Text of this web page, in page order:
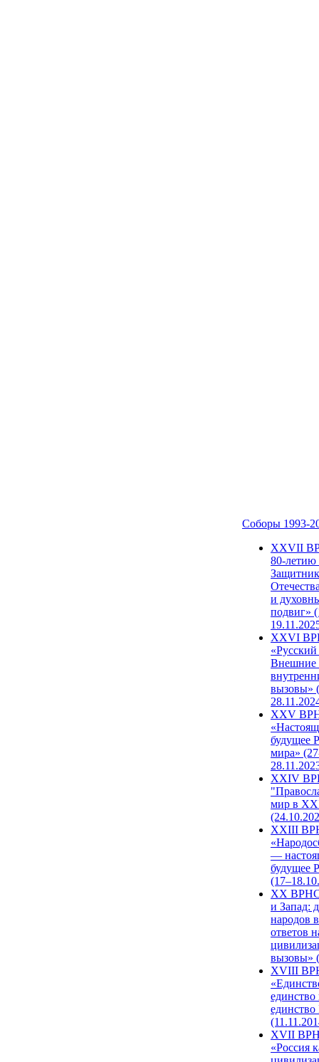
Соборы 1993-
ХХVII
80-
и
подвиг»
XXVI
Внешние
вызовы»
XXV
будущее
мира»
XXIV
мир в
XXIII
—
будущее
XX ВРНС
и Запад:
народов
ответов
вызовы»
XVIII
единство
единство
XVII
«Россия